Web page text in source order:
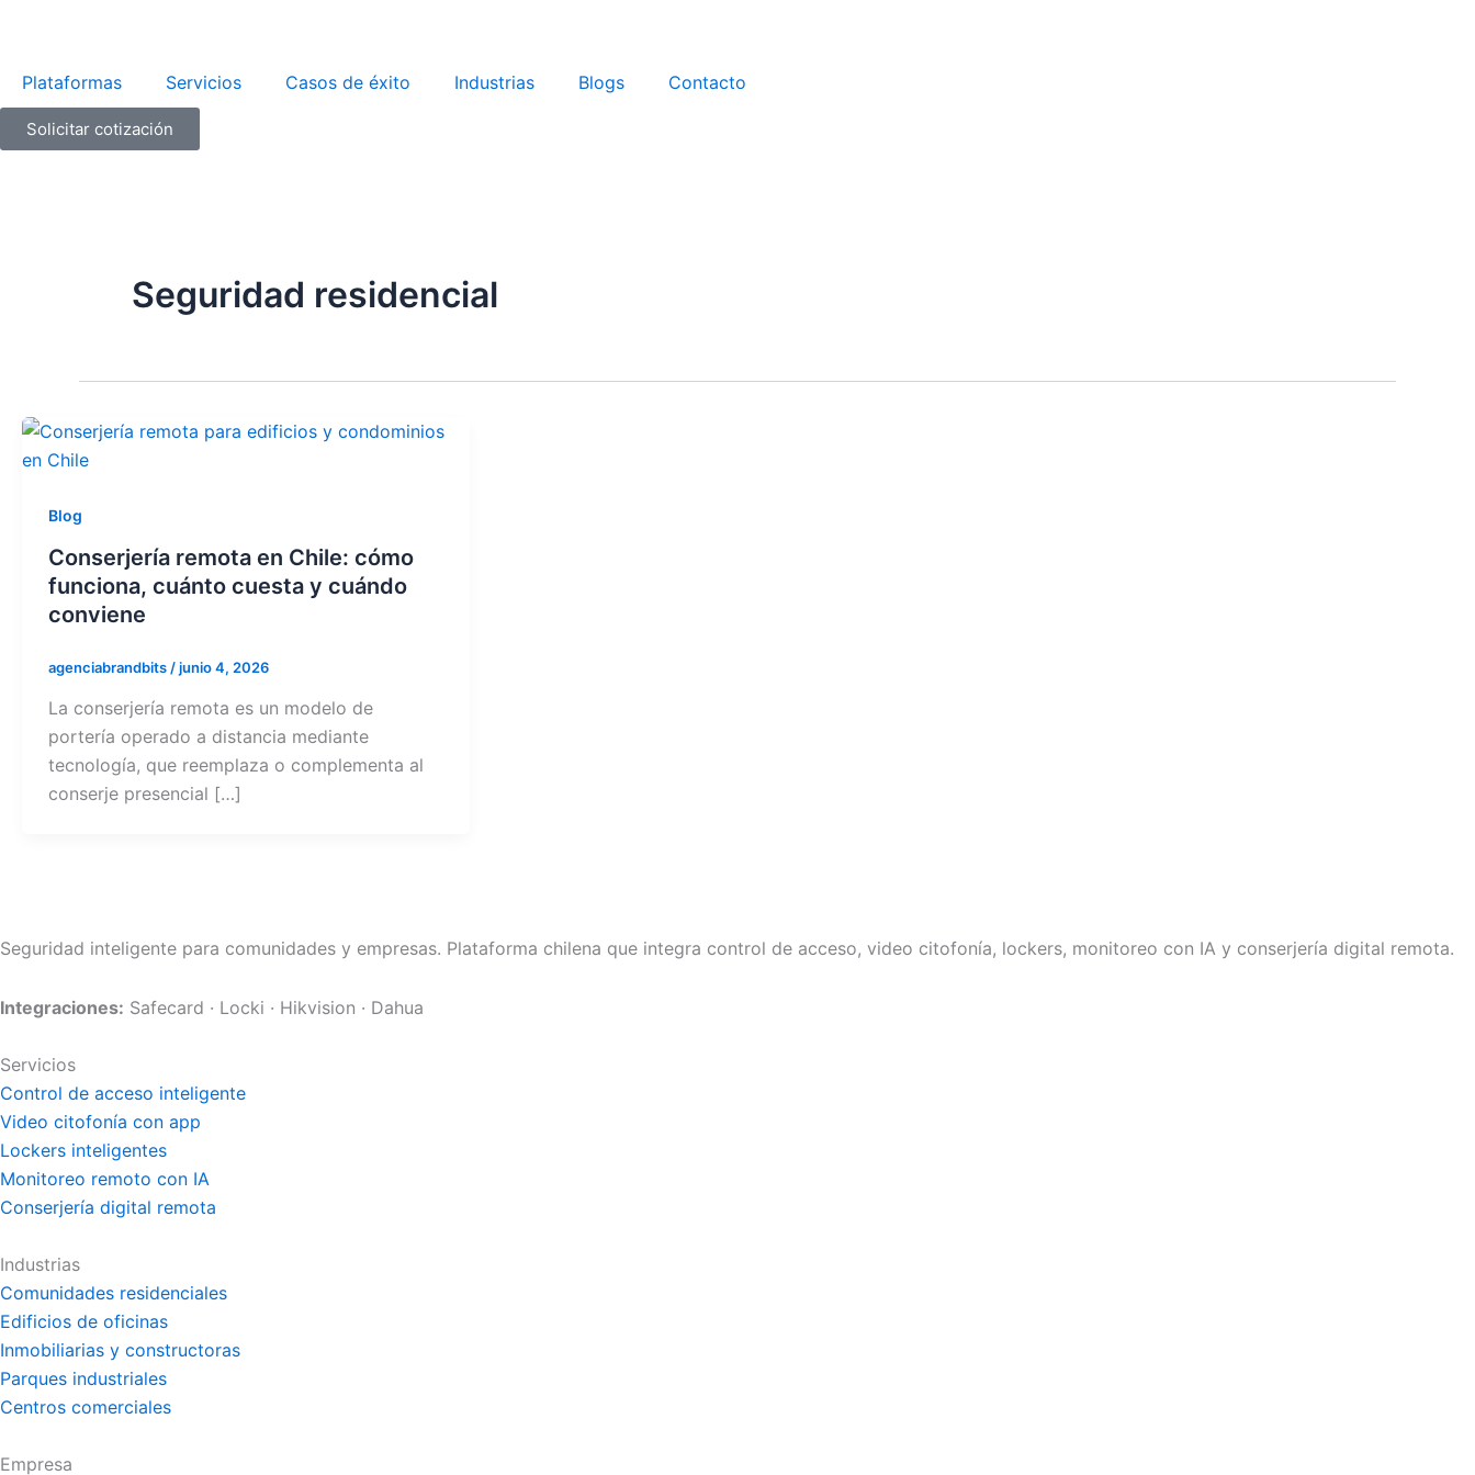
contenido
Plataformas Servicios Casos de éxito Industrias Blogs Contacto
Solicitar cotización
Seguridad residencial
Blog
Conserjería remota en Chile: cómo
funciona, cuánto cuesta y cuándo
conviene
agenciabrandbits /junio 4, 2026
La conserjería remota es un modelo de
portería operado a distancia mediante
tecnología, que reemplaza o complementa al
conserje presencial […]
Seguridad inteligente para comunidades y empresas. Plataforma chilena que integra control de acceso, video citofonía, lockers, monitoreo con IA y conserjería digital remota.
Integraciones: Safecard · Locki · Hikvision · Dahua
Servicios
Control de acceso inteligente
Video citofonía con app
Lockers inteligentes
Monitoreo remoto con IA
Conserjería digital remota
Industrias
Comunidades residenciales
Edificios de oficinas
Inmobiliarias y constructoras
Parques industriales
Centros comerciales
Empresa